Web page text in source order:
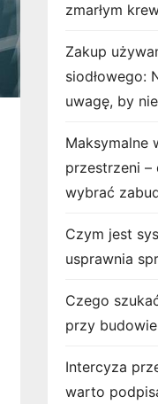
zmarłym
Zakup
siodłowego:
uwagę, by
Maksymalne
przestrzeni
wybrać
Czym jest
usprawnia
Czego
przy budowie
Intercyza
warto